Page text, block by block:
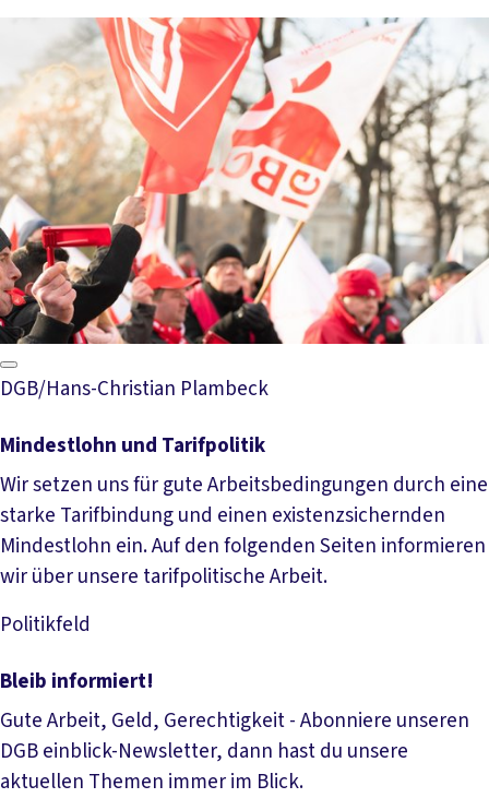
Mehr lesen
DGB/Hans-Christian Plambeck
Mindestlohn und Tarifpolitik
Wir setzen uns für gute Arbeitsbedingungen durch eine
starke Tarifbindung und einen existenzsichernden
Mindestlohn ein. Auf den folgenden Seiten informieren
wir über unsere tarifpolitische Arbeit.
Politikfeld
Mehr lesen
Bleib informiert!
Gute Arbeit, Geld, Gerechtigkeit - Abonniere unseren
DGB einblick-Newsletter, dann hast du unsere
aktuellen Themen immer im Blick.